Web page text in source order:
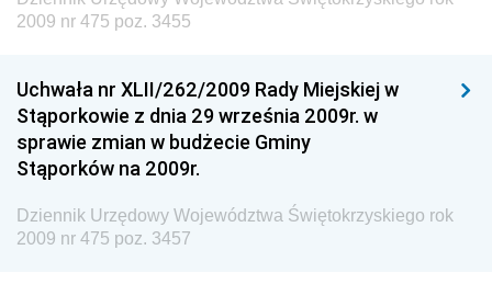
Dziennik Urzędowy Ministra Energii
Dziennik Urzędowy Ministra Sprawiedliwości
Dziennik Urzędowy Ministra Rozwoju i Finansów
Dziennik Urzędowy Wyższego Urzędu Górniczego
Dziennik Urzędowy Prezesa Urzędu Transportu
Kolejowego
2009 nr 475 poz. 3455
Uchwała nr XLII/262/2009 Rady Miejskiej w
Stąporkowie z dnia 29 września 2009r. w
sprawie zmian w budżecie Gminy
Stąporków na 2009r.
Dziennik Urzędowy Województwa Świętokrzyskiego rok
2009 nr 475 poz. 3457